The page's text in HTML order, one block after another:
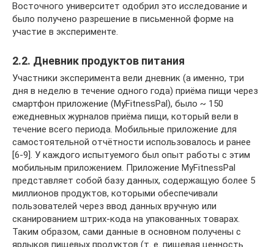
Восточного университет одобрил это исследование и
было получено разрешение в письменной форме на
участие в эксперименте.
2.2. Дневник продуктов питания
Участники эксперимента вели дневник (а именно, три
дня в неделю в течение одного года) приёма пищи через
смартфон приложение (MyFitnessPal), было ~ 150
ежедневных журналов приёма пищи, который вели в
течение всего периода. Мобильные приложение для
самостоятельной отчётности использовалось и ранее
[6-9]. У каждого испытуемого был опыт работы с этим
мобильным приложением. Приложение MyFitnessPal
представляет собой базу данных, содержащую более 5
миллионов продуктов, которыми обеспечивали
пользователей через ввод данных вручную или
сканированием штрих-кода на упакованных товарах.
Таким образом, сами данные в основном получены с
ярлыков пищевых продуктов (т. е. пищевая ценность